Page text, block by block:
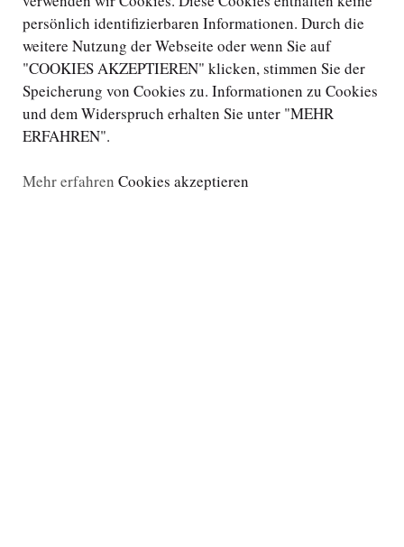
persönlich identifizierbaren Informationen. Durch die
weitere Nutzung der Webseite oder wenn Sie auf
"COOKIES AKZEPTIEREN" klicken, stimmen Sie der
Speicherung von Cookies zu. Informationen zu Cookies
und dem Widerspruch erhalten Sie unter "MEHR
ERFAHREN".
Mehr erfahren Cookies akzeptieren